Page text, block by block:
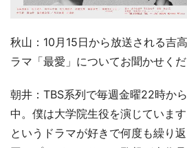
秋山：10月15日から放送される吉
ラマ「最愛」についてお聞かせくだ
朝井：TBS系列で毎週金曜22時か
中。僕は大学院生役を演じていま
というドラマが好きで何度も繰り